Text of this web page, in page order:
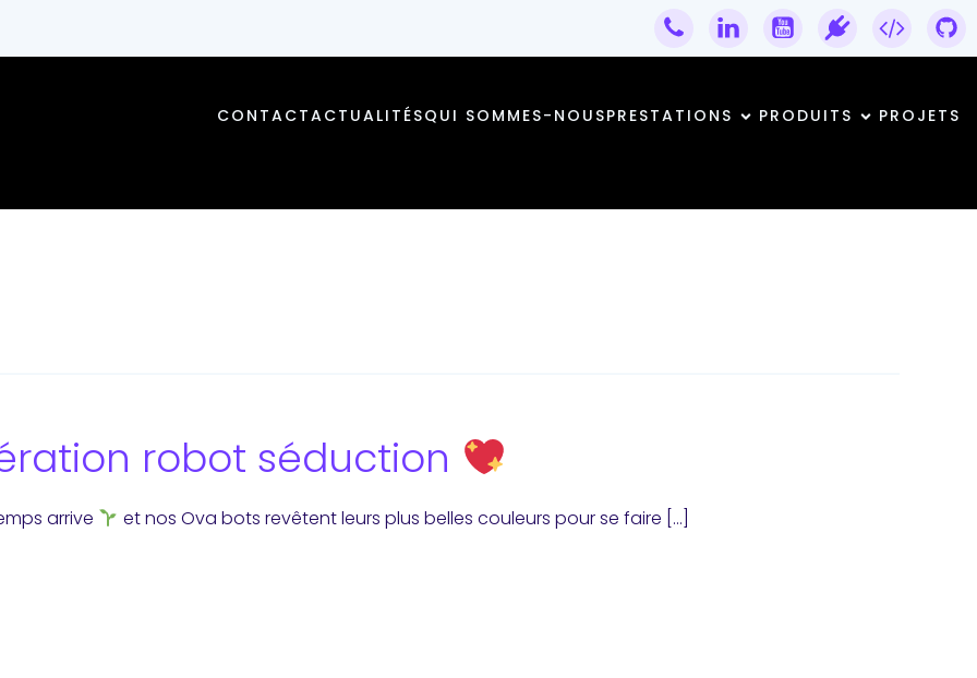
CONTACTACTUALITÉSQUI SOMMES-NOUSPRESTATIONS PRODUITS PROJETS
robot séduction
arrive et nos Ova bots revêtent leurs plus belles couleurs pour se faire […]